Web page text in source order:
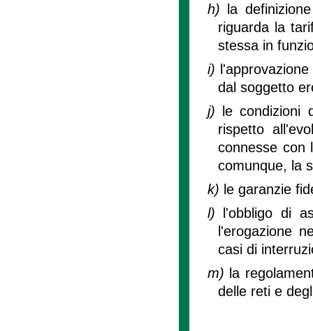
h)
la
riguarda la
stessa in
i)
dal soggetto
j)
le condizioni
rispetto
connesse con
comunque, la
k) le garanzie
l)
l'obbligo di
l'erogazione
casi di
m) la
delle reti e